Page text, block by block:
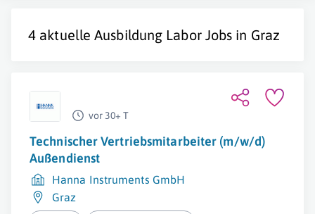
4 aktuelleAusbildung LaborJobs in Graz
vor 30+ T
Technischer Vertriebsmitarbeiter (m/w/d)
Außendienst
Hanna Instruments GmbH
Graz